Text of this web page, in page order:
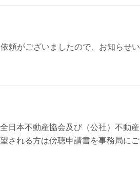
頼がございましたので、お知らせい
日本不動産協会及び（公社）不動産
される方は傍聴申請書を事務局にご